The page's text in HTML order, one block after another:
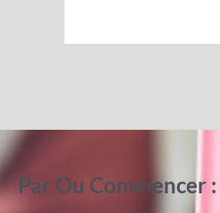
Par Ou Commencer :